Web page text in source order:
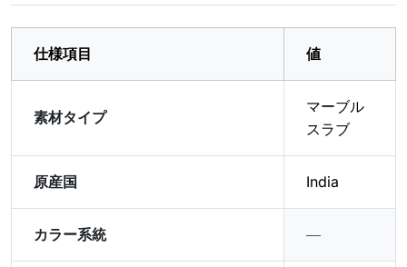
仕様項目 値
素材タイプ
マーブル
スラブ
原産国 India
カラー系統 ―